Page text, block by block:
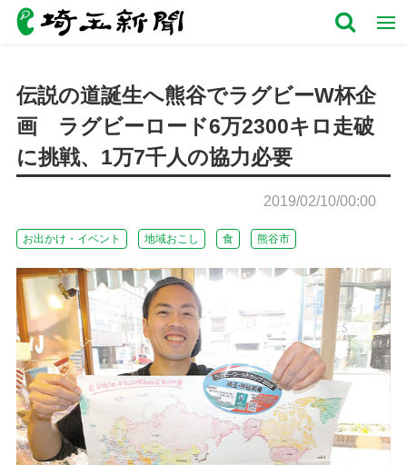
伝説の道誕生へ熊谷でラグビーW杯企
画 ラグビーロード6万2300キロ走破
に挑戦、1万7千人の協力必要
2019/02/10/00:00
お出かけ・イベント 地域おこし 食 熊谷市